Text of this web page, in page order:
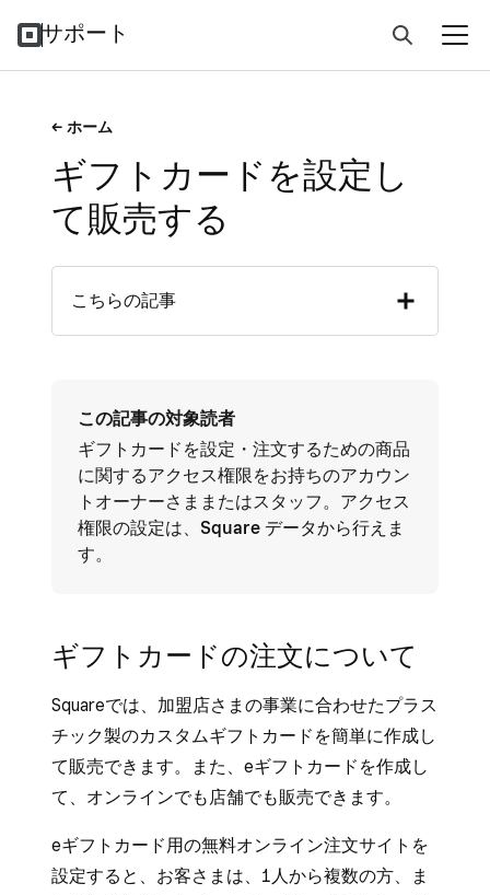
サポート
ホーム
ギフトカードを設定し
て販売する
こちらの記事
この記事の対象読者
ギフトカードを設定・注文するための商品
に関するアクセス権限をお持ちのアカウン
トオーナーさままたはスタッフ。アクセス
権限の設定は、 Square データから行えま
す。
ギフトカードの注文について
Squareでは、加盟店さまの事業に合わせたプラス
チック製のカスタムギフトカードを簡単に作成し
て販売できます。また、eギフトカードを作成し
て、オンラインでも店舗でも販売できます。
eギフトカード用の無料オンライン注文サイトを
設定すると、お客さまは、1人から複数の方、ま